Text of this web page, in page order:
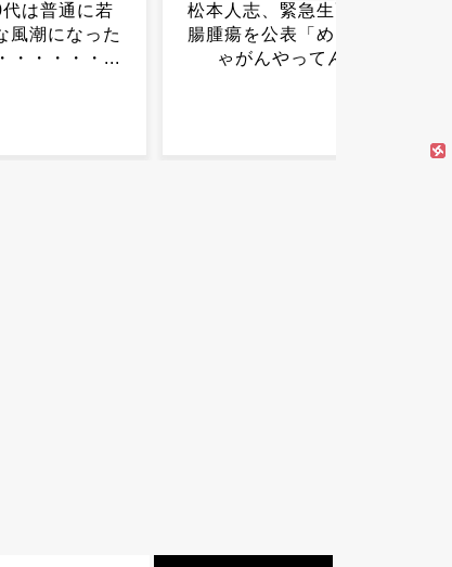
急生配信で大
「めちゃめち
ってん」...
日本史上最悪の総理大臣っ
て誰になるんや？...